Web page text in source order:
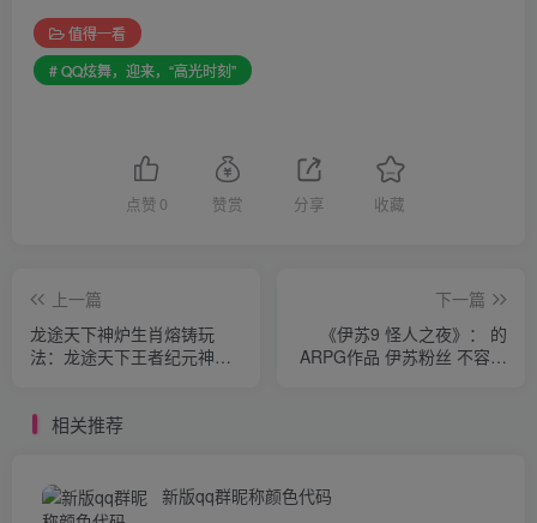
值得一看
# QQ炫舞，迎来，“高光时刻”
点赞 0 赞赏 分享 收藏
上一篇
龙途天下神炉生肖熔铸玩
法：龙途天下王者纪元神炉
下一篇
《伊苏9 怪人之夜》： 的
ARPG作品 伊苏粉丝 不容错
相关推荐
新版qq群昵称颜色代码